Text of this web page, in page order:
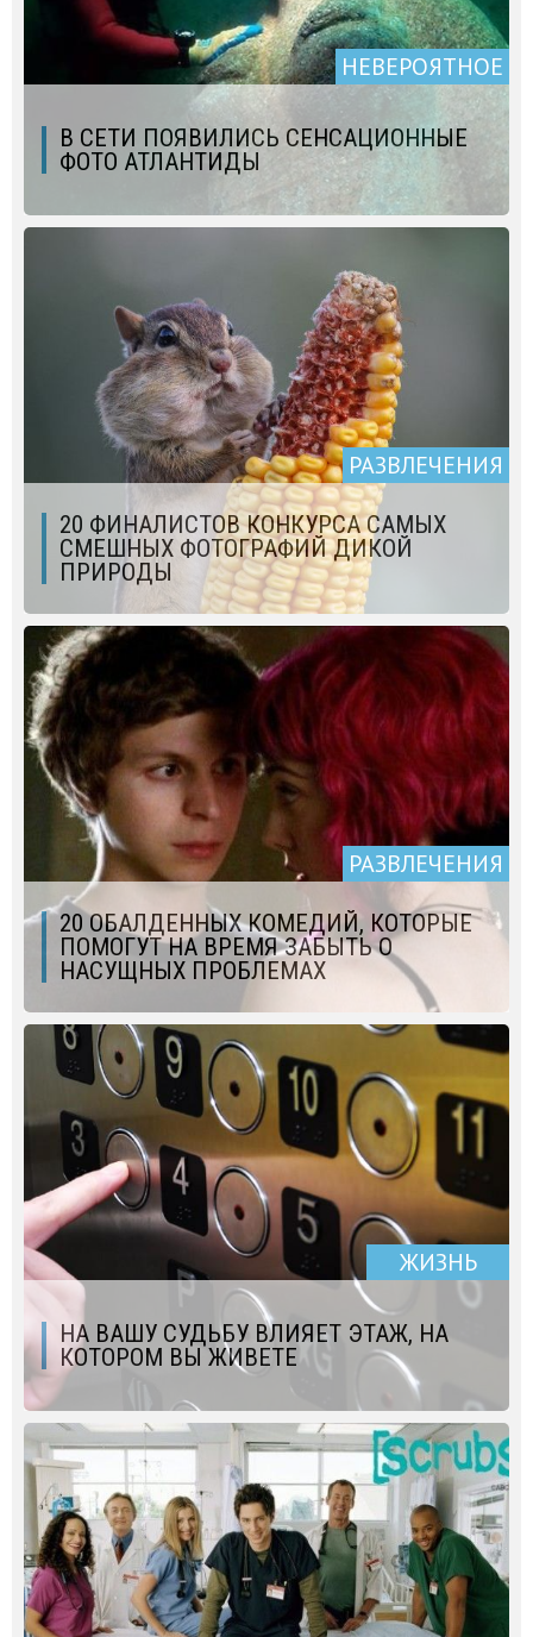
НЕВЕРОЯТНОЕ
В СЕТИ ПОЯВИЛИСЬ СЕНСАЦИОННЫЕ
ФОТО АТЛАНТИДЫ
РАЗВЛЕЧЕНИЯ
20 ФИНАЛИСТОВ КОНКУРСА САМЫХ
СМЕШНЫХ ФОТОГРАФИЙ ДИКОЙ
ПРИРОДЫ
РАЗВЛЕЧЕНИЯ
20 ОБАЛДЕННЫХ КОМЕДИЙ, КОТОРЫЕ
ПОМОГУТ НА ВРЕМЯ ЗАБЫТЬ О
НАСУЩНЫХ ПРОБЛЕМАХ
ЖИЗНЬ
НА ВАШУ СУДЬБУ ВЛИЯЕТ ЭТАЖ, НА
КОТОРОМ ВЫ ЖИВЕТЕ